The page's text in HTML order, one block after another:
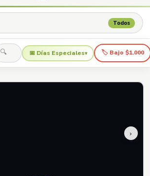
Todos
🔍 📅 Días Especiales▾ 🏷 Bajo $1.000
›